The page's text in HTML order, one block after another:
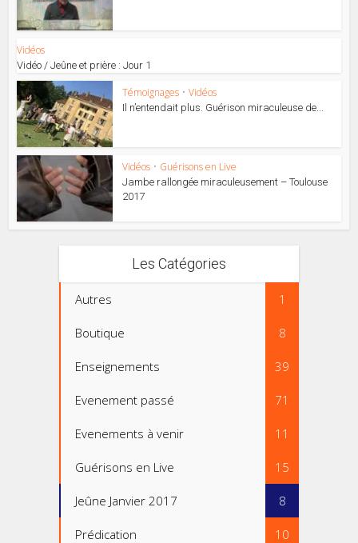
Vidéos
Vidéo / Jeûne et prière : Jour 1
Témoignages • Vidéos
Il n’entendait plus. Guérison miraculeuse de...
Vidéos • Guérisons en Live
Jambe rallongée miraculeusement – Toulouse
2017
Les Catégories
Autres 1
Boutique 8
Enseignements 39
Evenement passé 71
Evenements à venir 11
Guérisons en Live 15
Jeûne Janvier 2017 8
Prédication 10